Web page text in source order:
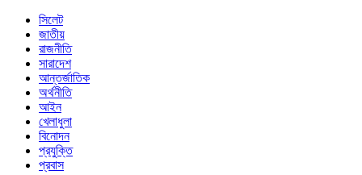
সিলেট
জাতীয়
রাজনীতি
সারাদেশ
আন্তর্জাতিক
অর্থনীতি
আইন
খেলাধুলা
বিনোদন
প্রযুক্তি
প্রবাস